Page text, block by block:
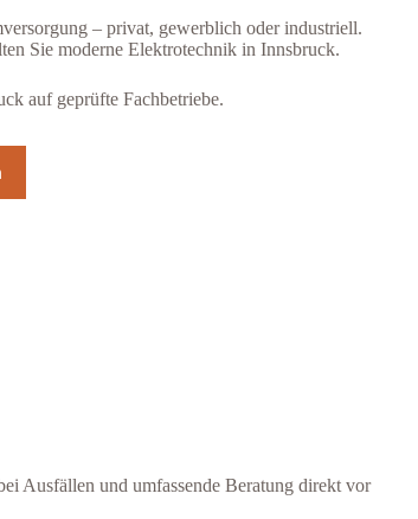
– privat, gewerblich oder industriell.
Sie moderne Elektrotechnik in Innsbruck.
auf geprüfte Fachbetriebe.
Ausfällen und umfassende Beratung direkt vor